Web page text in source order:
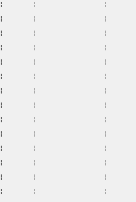
¦       ¦                ¦
¦       ¦                ¦
¦       ¦                ¦
¦       ¦                ¦
¦       ¦                ¦
¦       ¦                ¦
¦       ¦                ¦
¦       ¦                ¦
¦       ¦                ¦
¦       ¦                ¦
¦       ¦                ¦
¦       ¦                ¦
¦       ¦                ¦
¦       ¦                ¦